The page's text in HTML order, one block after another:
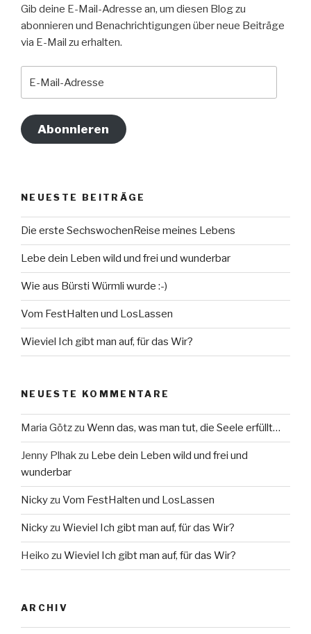
Gib deine E-Mail-Adresse an, um diesen Blog zu
abonnieren und Benachrichtigungen über neue Beiträge
via E-Mail zu erhalten.
Mail-
Abonnieren
NEUESTE BEITRÄGE
Die erste SechswochenReise meines Lebens
Lebe dein Leben wild und frei und wunderbar
Wie aus Bürsti Würmli wurde :-)
Vom FestHalten und LosLassen
Wieviel Ich gibt man auf, für das Wir?
NEUESTE KOMMENTARE
Maria Götzzu Wenn das, was man tut, die Seele erfüllt…
Jenny Plhakzu Lebe dein Leben wild und frei und
wunderbar
Nickyzu Vom FestHalten und LosLassen
Nickyzu Wieviel Ich gibt man auf, für das Wir?
Heiko zu Wieviel Ich gibt man auf, für das Wir?
ARCHIV